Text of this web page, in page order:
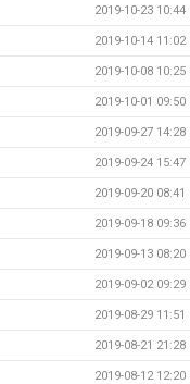
2019-10-23 10:44
2019-10-14 11:02
2019-10-08 10:25
2019-10-01 09:50
2019-09-27 14:28
2019-09-24 15:47
2019-09-20 08:41
2019-09-18 09:36
2019-09-13 08:20
2019-09-02 09:29
2019-08-29 11:51
2019-08-21 21:28
2019-08-12 12:20